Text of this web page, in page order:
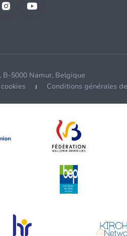
B-5000 Namur, Belgique
Conditions générales